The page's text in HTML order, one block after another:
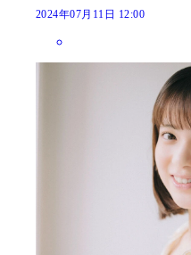
2024年07月11日 12:00